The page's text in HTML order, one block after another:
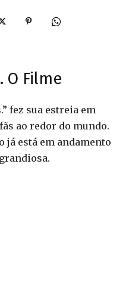
O Filme
fez sua estreia em
ao redor do mundo.
já está em andamento